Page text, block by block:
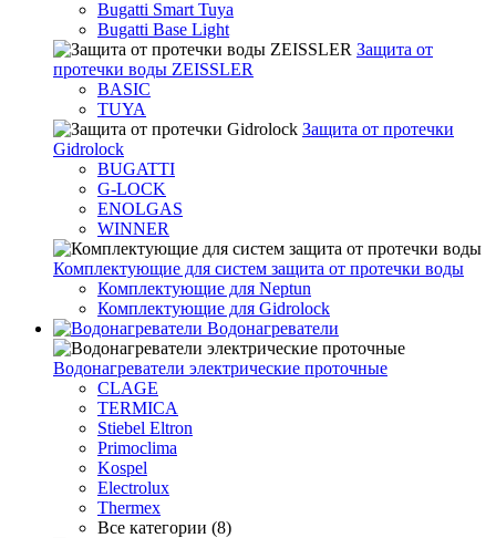
Bugatti Smart Tuya
Bugatti Base Light
Защита от
протечки воды ZEISSLER
BASIC
TUYA
Защита от протечки
Gidrolock
BUGATTI
G-LOCK
ENOLGAS
WINNER
Комплектующие для систем защита от протечки воды
Комплектующие для Neptun
Комплектующие для Gidrolock
Водонагреватели
Водонагреватeли электрические проточные
CLAGE
TERMICA
Stiebel Eltron
Primoclima
Kospel
Electrolux
Thermex
Все категории (8)